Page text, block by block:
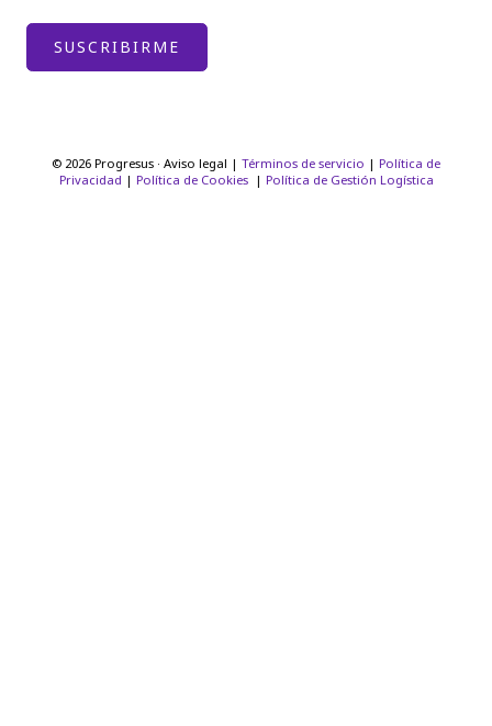
© 2026 Progresus · Aviso legal | Términos de servicio | Política de
Privacidad | Política de Cookies| Política de Gestión Logística